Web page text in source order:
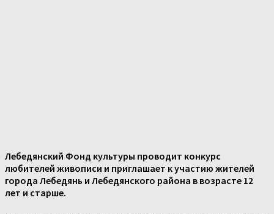
Лебедянский Фонд культуры проводит конкурс
любителей живописи и приглашает к участию жителей
города Лебедянь и Лебедянского района в возрасте 12
лет и старше.